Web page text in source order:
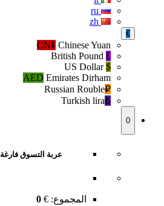
€
CN¥ Chinese Yuan
£
$
US Dollar
AED Emirates Dirham
₽‎
Russian Rouble
₺‎
Turkish lira
0
عربة التسوق فارغة
المجموع: €
0